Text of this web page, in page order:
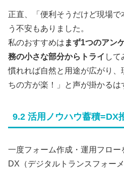
正直、「便利そうだけど現場
う不安もありました。
私のおすすめは まず1つのアン
務の小さな部分からトライ して
慣れれば自然と用途が広がり
ちの方が楽！」と声が掛かるは
9.2 活用ノウハウ蓄積=DX
一度フォーム作成・運用フロー
DX（デジタルトランスフォー